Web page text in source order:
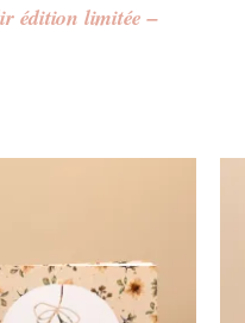
édition limitée –